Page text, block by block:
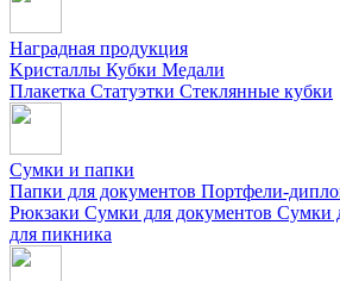
Наградная продукция
Kристаллы Кубки Медали
Плакетка Статуэтки Стеклянные кубки
Сумки и папки
Папки для документов Портфели-
Рюкзаки Сумки для документов Сумки
для пикника